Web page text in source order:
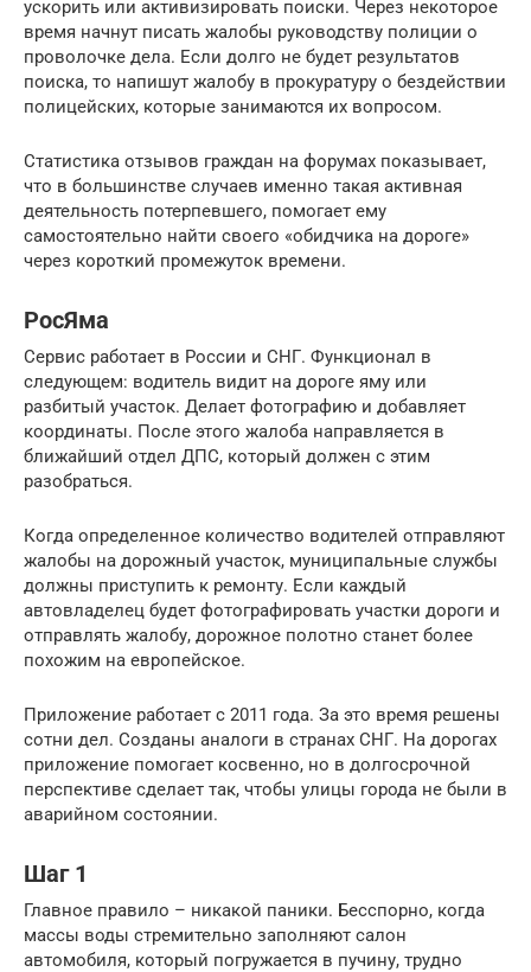
ускорить или активизировать поиски. Через некоторое
время начнут писать жалобы руководству полиции о
проволочке дела. Если долго не будет результатов
поиска, то напишут жалобу в прокуратуру о бездействии
полицейских, которые занимаются их вопросом.
Статистика отзывов граждан на форумах показывает,
что в большинстве случаев именно такая активная
деятельность потерпевшего, помогает ему
самостоятельно найти своего «обидчика на дороге»
через короткий промежуток времени.
РосЯма
Сервис работает в России и СНГ. Функционал в
следующем: водитель видит на дороге яму или
разбитый участок. Делает фотографию и добавляет
координаты. После этого жалоба направляется в
ближайший отдел ДПС, который должен с этим
разобраться.
Когда определенное количество водителей отправляют
жалобы на дорожный участок, муниципальные службы
должны приступить к ремонту. Если каждый
автовладелец будет фотографировать участки дороги и
отправлять жалобу, дорожное полотно станет более
похожим на европейское.
Приложение работает с 2011 года. За это время решены
сотни дел. Созданы аналоги в странах СНГ. На дорогах
приложение помогает косвенно, но в долгосрочной
перспективе сделает так, чтобы улицы города не были в
аварийном состоянии.
Шаг 1
Главное правило – никакой паники. Бесспорно, когда
массы воды стремительно заполняют салон
автомобиля, который погружается в пучину, трудно